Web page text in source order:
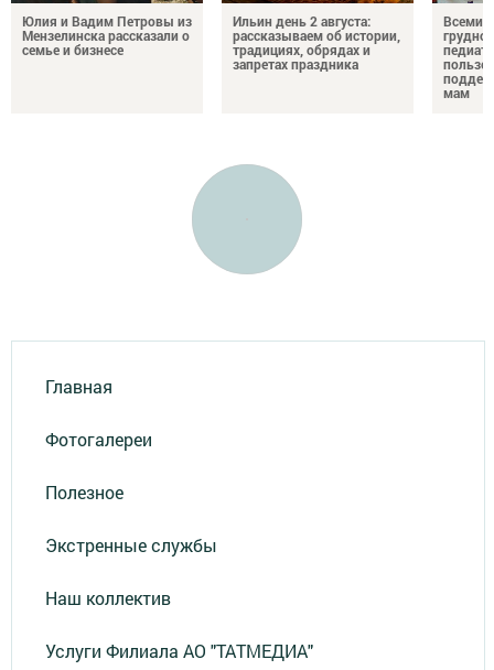
Юлия и Вадим Петровы из
Мензелинска рассказали о
семье и бизнесе
Ильин день 2 августа:
рассказываем об истории,
традициях, обрядах и
запретах праздника
пользе
мам
Главная
Фотогалереи
Полезное
Экстренные службы
Наш коллектив
Услуги Филиала АО "ТАТМЕДИА"